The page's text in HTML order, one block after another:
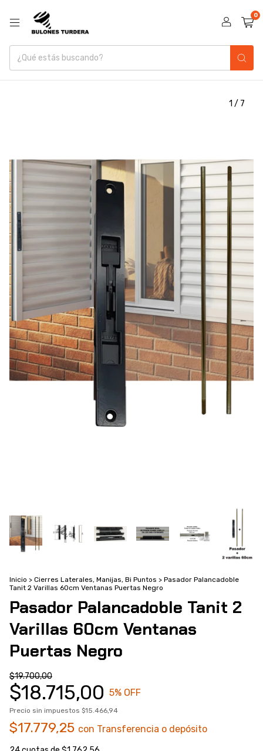
0
1 / 7
Inicio > Cierres Laterales, Manijas, Bi Puntos > Pasador Palancadoble
Tanit 2 Varillas 60cm Ventanas Puertas Negro
Pasador Palancadoble Tanit 2
Varillas 60cm Ventanas
Puertas Negro
$19.700,00
$18.715,00 5% OFF
Precio sin impuestos $15.466,94
$17.779,25 con Transferencia o depósito